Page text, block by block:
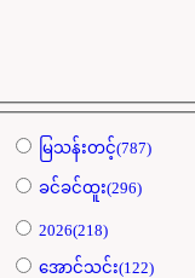
မြသန်းတင့်(787)
ခင်ခင်ထူး(296)
2026(218)
အောင်သင်း(122)